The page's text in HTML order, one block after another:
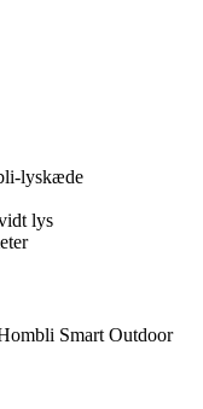
lyskæde
lys
Smart Outdoor